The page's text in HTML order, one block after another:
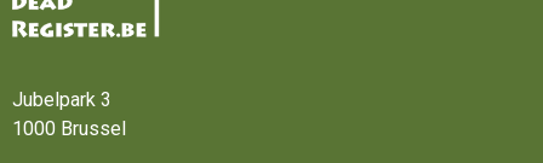
Jubelpark 3
1000 Brussel